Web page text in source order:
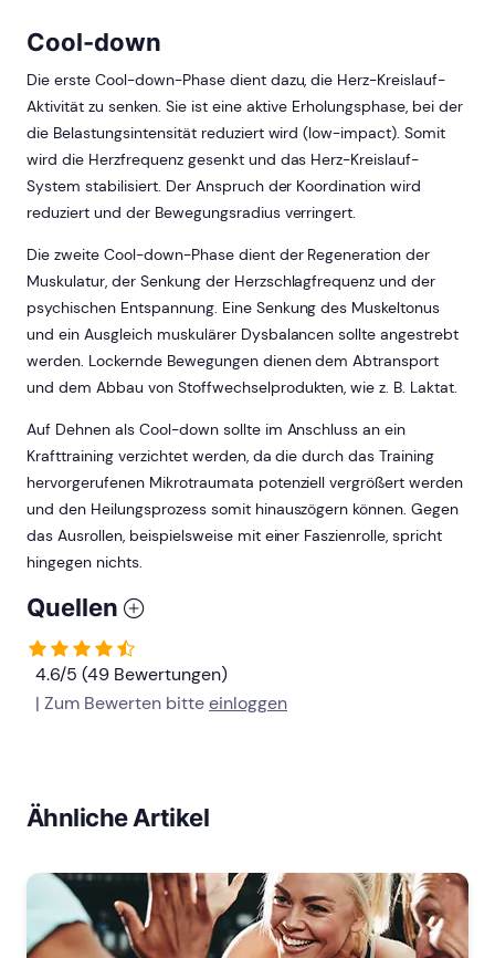
Cool-down
Die erste Cool-down-Phase dient dazu, die Herz-Kreislauf-
Aktivität zu senken. Sie ist eine aktive Erholungsphase, bei der
die Belastungsintensität reduziert wird (low-impact). Somit
wird die Herzfrequenz gesenkt und das Herz-Kreislauf-
System stabilisiert. Der Anspruch der Koordination wird
reduziert und der Bewegungsradius verringert.
Die zweite Cool-down-Phase dient der Regeneration der
Muskulatur, der Senkung der Herzschlagfrequenz und der
psychischen Entspannung. Eine Senkung des Muskeltonus
und ein Ausgleich muskulärer Dysbalancen sollte angestrebt
werden. Lockernde Bewegungen dienen dem Abtransport
und dem Abbau von Stoffwechselprodukten, wie z. B. Laktat.
Auf Dehnen als Cool-down sollte im Anschluss an ein
Krafttraining verzichtet werden, da die durch das Training
hervorgerufenen Mikrotraumata potenziell vergrößert werden
und den Heilungsprozess somit hinauszögern können. Gegen
das Ausrollen, beispielsweise mit einer Faszienrolle, spricht
hingegen nichts.
Quellen
4.6/5 (49 Bewertungen)
| Zum Bewerten bitteeinloggen
Ähnliche Artikel